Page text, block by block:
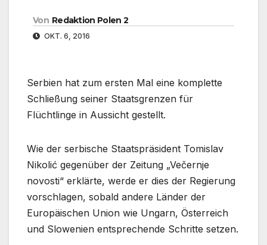
Von Redaktion Polen 2
OKT. 6, 2016
Serbien hat zum ersten Mal eine komplette
Schließung seiner Staatsgrenzen für
Flüchtlinge in Aussicht gestellt.
Wie der serbische Staatspräsident Tomislav
Nikolić gegenüber der Zeitung „Večernje
novosti“ erklärte, werde er dies der Regierung
vorschlagen, sobald andere Länder der
Europäischen Union wie Ungarn, Österreich
und Slowenien entsprechende Schritte setzen.